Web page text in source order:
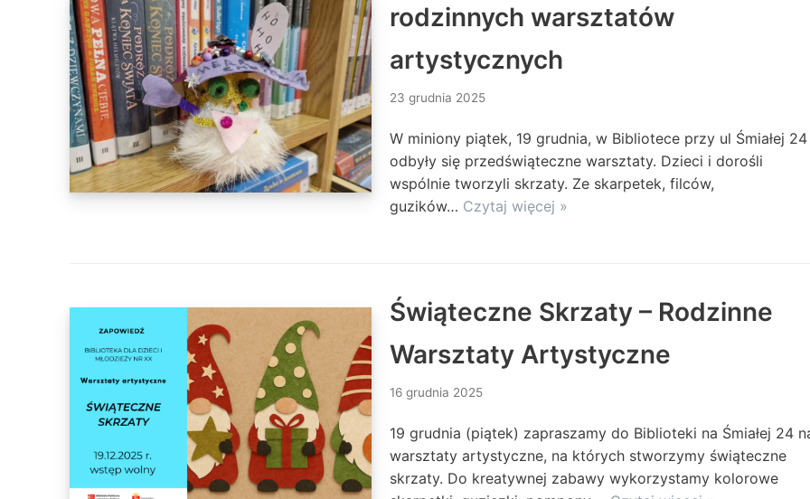
rodzinnych warsztatów
artystycznych
23 grudnia 2025
W miniony piątek, 19 grudnia, w Bibliotece przy ul Śmiałej 24
odbyły się przedświąteczne warsztaty. Dzieci i dorośli
wspólnie tworzyli skrzaty. Ze skarpetek, filców,
guzików… Czytaj więcej »
Świąteczne Skrzaty – Rodzinne
Warsztaty Artystyczne
16 grudnia 2025
19 grudnia (piątek) zapraszamy do Biblioteki na Śmiałej 24
warsztaty artystyczne, na których stworzymy świąteczne
skrzaty. Do kreatywnej zabawy wykorzystamy kolorowe